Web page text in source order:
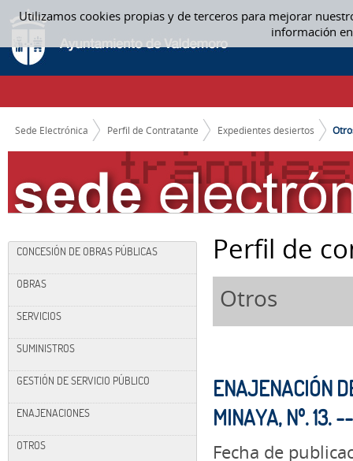
Utilizamos cookies propias y de terceros para mejorar
información
Saltar al contenido
OTROS
CAMINO DE MIGAS
Sede Electrónica Perfil de Contratante Expedientes desiertos
CONCESIÓN DE OBRAS PÚBLICAS
OBRAS
SERVICIOS
SUMINISTROS
GESTIÓN DE SERVICIO PÚBLICO
ENAJENACIONES
OTROS
Perfil de
Otros
ENAJENACIÓN
MINAYA, Nº. 13.
Fecha de